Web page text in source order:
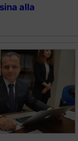
alla